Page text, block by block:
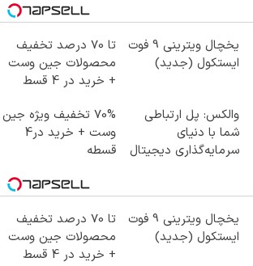
یخچال ویترینی 9 فوت
ایستکول (جدید)
تا 70 درصد تخفیف
محصولات جین وست
+ خرید در 4 قسط
والکس: پل ارتباطی
شما با دنیای
سرمایه‌گذاری دیجیتال
70% تخفیف ویژه جین
وست + خرید در4
قسطه
یخچال ویترینی 9 فوت
ایستکول (جدید)
تا 70 درصد تخفیف
محصولات جین وست
+ خرید در 4 قسط